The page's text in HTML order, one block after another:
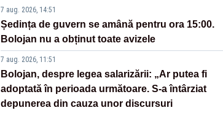
7 aug. 2026, 14:51
Ședința de guvern se amână pentru ora 15:00.
Bolojan nu a obținut toate avizele
7 aug. 2026, 11:51
Bolojan, despre legea salarizării: „Ar putea fi
adoptată în perioada următoare. S-a întârziat
depunerea din cauza unor discursuri